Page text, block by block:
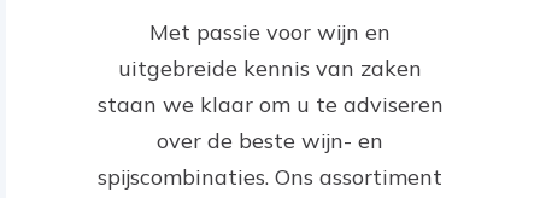
Met passie voor wijn en
uitgebreide kennis van zaken
staan we klaar om u te adviseren
over de beste wijn- en
spijscombinaties. Ons assortiment